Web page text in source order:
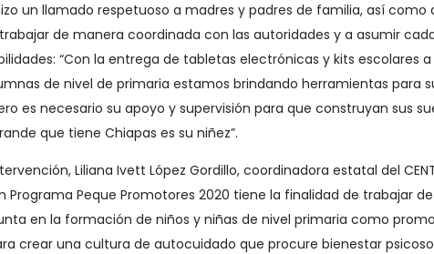
un llamado respetuoso a madres y padres de familia, así como
de manera coordinada con las autoridades y a asumir
“Con la entrega de tabletas electrónicas y kits escolares a
de nivel de primaria estamos brindando herramientas para
es necesario su apoyo y supervisión para que construyan sus
que tiene Chiapas es su niñez”.
Liliana Ivett López Gordillo, coordinadora estatal del
Programa Peque Promotores 2020 tiene la finalidad de trabajar de
en la formación de niños y niñas de nivel primaria como
crear una cultura de autocuidado que procure bienestar